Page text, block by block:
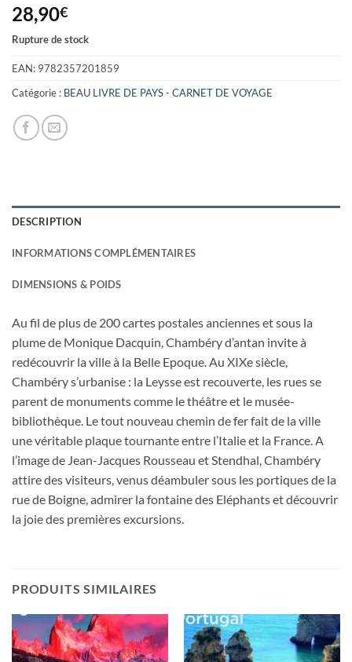
28,90€
Rupture de stock
EAN: 9782357201859
Catégorie : BEAU LIVRE DE PAYS - CARNET DE VOYAGE
DESCRIPTION
INFORMATIONS COMPLÉMENTAIRES
DIMENSIONS & POIDS
Au fil de plus de 200 cartes postales anciennes et sous la
plume de Monique Dacquin, Chambéry d’antan invite à
redécouvrir la ville à la Belle Epoque. Au XIXe siècle,
Chambéry s’urbanise : la Leysse est recouverte, les rues se
parent de monuments comme le théâtre et le musée-
bibliothèque. Le tout nouveau chemin de fer fait de la ville
une véritable plaque tournante entre l’Italie et la France. A
l’image de Jean-Jacques Rousseau et Stendhal, Chambéry
attire des visiteurs, venus déambuler sous les portiques de la
rue de Boigne, admirer la fontaine des Eléphants et découvrir
la joie des premières excursions.
PRODUITS SIMILAIRES